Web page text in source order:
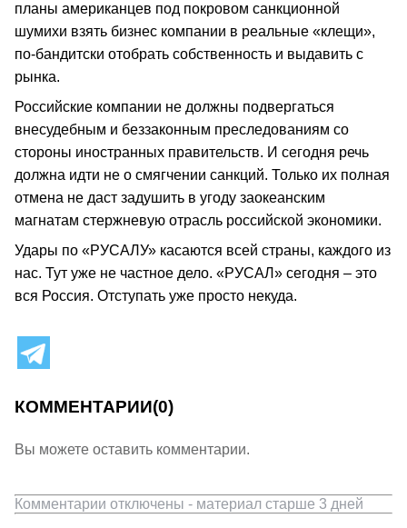
планы американцев под покровом санкционной
шумихи взять бизнес компании в реальные «клещи»,
по-бандитски отобрать собственность и выдавить с
рынка.
Российские компании не должны подвергаться
внесудебным и беззаконным преследованиям со
стороны иностранных правительств. И сегодня речь
должна идти не о смягчении санкций. Только их полная
отмена не даст задушить в угоду заокеанским
магнатам стержневую отрасль российской экономики.
Удары по «РУСАЛУ» касаются всей страны, каждого из
нас. Тут уже не частное дело. «РУСАЛ» сегодня – это
вся Россия. Отступать уже просто некуда.
КОММЕНТАРИИ(0)
Вы можете оставить комментарии.
Комментарии отключены - материал старше 3 дней